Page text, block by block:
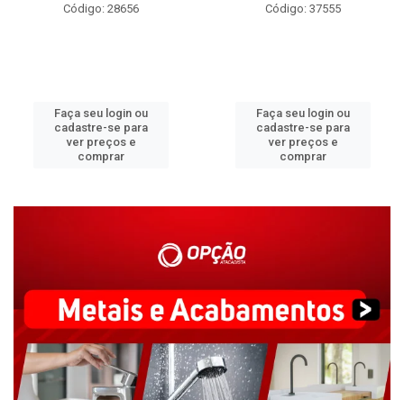
Código: 28656
Faça seu login ou
cadastre-se para
ver preços e
comprar
Código: 37555
Faça seu login ou
cadastre-se para
ver preços e
comprar